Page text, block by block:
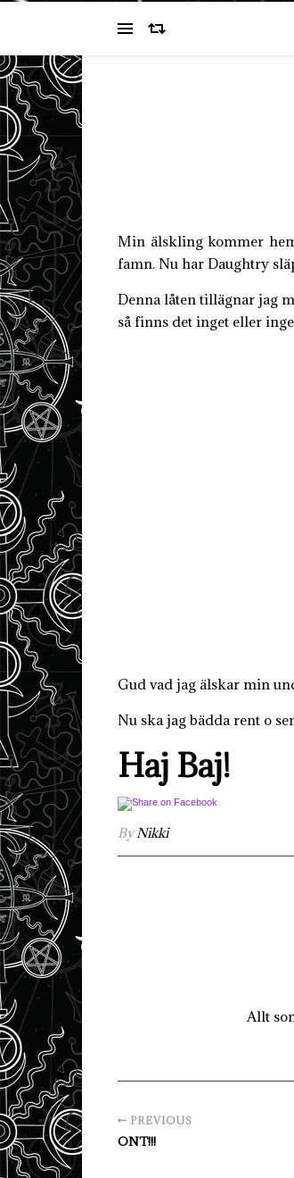
Min älskling kommer
famn. Nu har Daughtry
Denna låten tillägnar jag
så finns det inget eller
Gud vad jag älskar min
Nu ska jag bädda rent o
Haj Baj!
ByNikki
Allt
PREVIOUS
ONT!!!